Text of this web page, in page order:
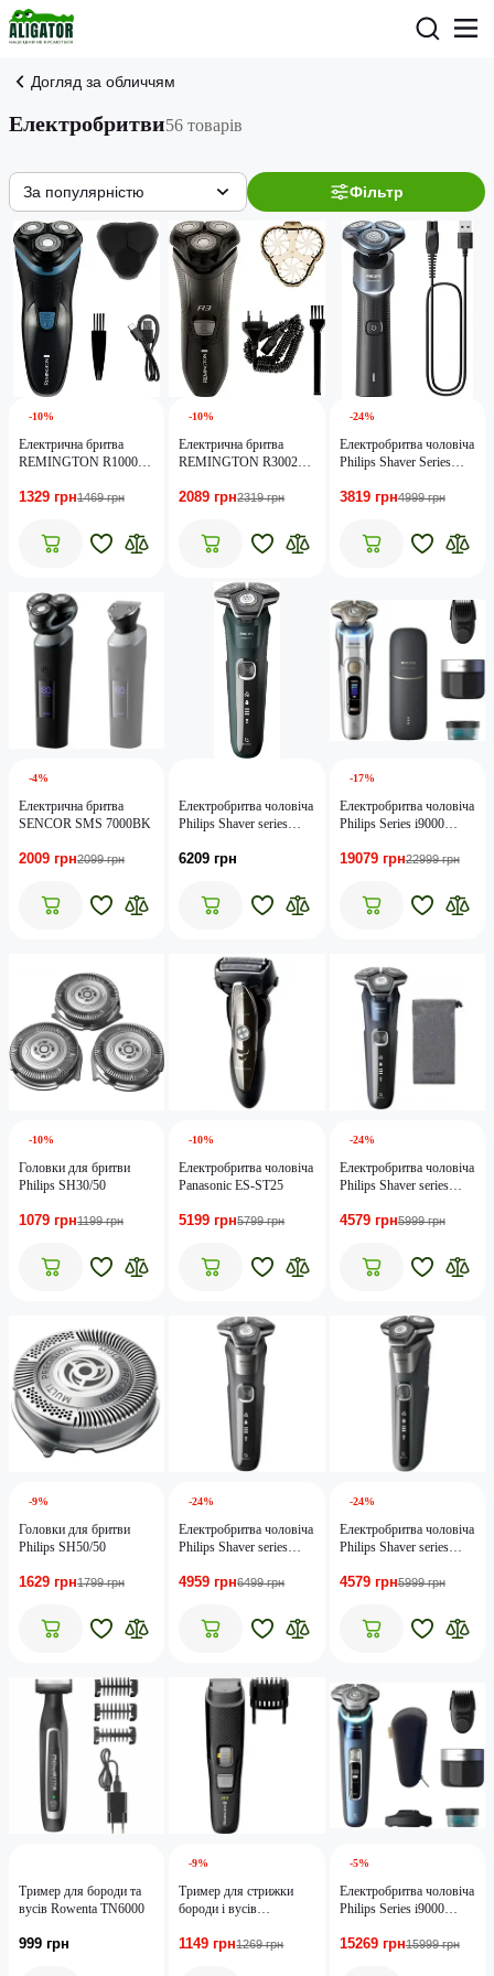
Догляд за обличчям
Електробритви56 товарів
Фільтр
За популярністю
-10%
Електрична бритва
REMINGTON R1000
Shaver
1329 грн1469 грн
-10%
Електрична бритва
REMINGTON R3002
Shaver R3
2089 грн2319 грн
-24%
Електробритва чоловіча
Philips Shaver Series
3819 грн4999 грн
-4%
Електрична бритва
SENCOR SMS 7000BK
2009 грн2099 грн
Електробритва чоловіча
Philips Shaver series
6209 грн
-17%
Електробритва чоловіча
Philips Series i9000
19079 грн22999 грн
-10%
Головки для бритви
Philips SH30/50
1079 грн1199 грн
-10%
Електробритва чоловіча
Panasonic ES-ST25
5199 грн5799 грн
-24%
Електробритва чоловіча
Philips Shaver series
4579 грн5999 грн
-9%
Головки для бритви
Philips SH50/50
1629 грн1799 грн
-24%
Електробритва чоловіча
Philips Shaver series
4959 грн6499 грн
-24%
Електробритва чоловіча
Philips Shaver series
4579 грн5999 грн
Тример для бороди та
вусів Rowenta TN6000
999 грн
-9%
Тример для стрижки
бороди і вусів
B3 MB3000
1149 грн1269 грн
-5%
Електробритва чоловіча
Philips Series i9000
XP9201/33
15269 грн15999 грн